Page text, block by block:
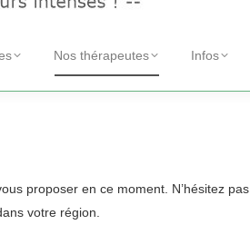
Nos thérapeutes Infos
proposer en ce moment. N’hésitez
votre région.